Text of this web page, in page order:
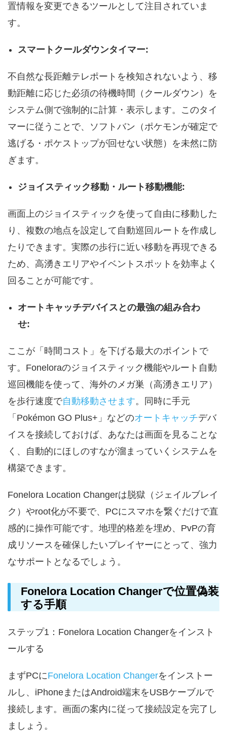
置情報を変更できるツールとして注目されていま
す。
スマートクールダウンタイマー:
不自然な長距離テレポートを検知されないよう、移
動距離に応じた必須の待機時間（クールダウン）を
システム側で強制的に計算・表示します。このタイ
マーに従うことで、ソフトバン（ポケモンが確定で
逃げる・ポケストップが回せない状態）を未然に防
ぎます。
ジョイスティック移動・ルート移動機能:
画面上のジョイスティックを使って自由に移動した
り、複数の地点を設定して自動巡回ルートを作成し
たりできます。実際の歩行に近い移動を再現できる
ため、高湧きエリアやイベントスポットを効率よく
回ることが可能です。
オートキャッチデバイスとの最強の組み合わ
せ:
ここが「時間コスト」を下げる最大のポイントで
す。Foneloraのジョイスティック機能やルート自動
巡回機能を使って、海外のメガ巣（高湧きエリア）
を歩行速度で自動移動させます。同時に手元
「Pokémon GO Plus+」などのオートキャッチデバ
イスを接続しておけば、あなたは画面を見ることな
く、自動的にほしのすなが溜まっていくシステムを
構築できます。
Fonelora Location Changerは脱獄（ジェイルブレイ
ク）やroot化が不要で、PCにスマホを繋ぐだけで直
感的に操作可能です。地理的格差を埋め、PvPの育
成リソースを確保したいプレイヤーにとって、強力
なサポートとなるでしょう。
Fonelora Location Changerで位置偽装
する手順
ステップ1：Fonelora Location Changerをインスト
ールする
まずPCにFonelora Location Changerをインストー
ルし、iPhoneまたはAndroid端末をUSBケーブルで
接続します。画面の案内に従って接続設定を完了し
ましょう。